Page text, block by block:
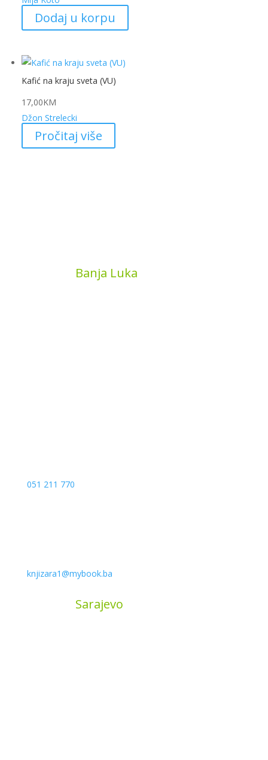
Dodaj u korpu
Kafić na kraju sveta (VU)
17,00KM
Džon Strelecki
Pročitaj više
Banja Luka
051 211 770
knjizara1@mybook.ba
Sarajevo